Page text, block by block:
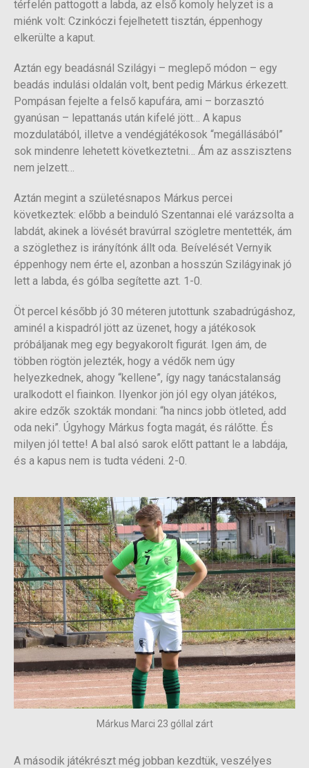
térfelén pattogott a labda, az első komoly helyzet is a
miénk volt: Czinkóczi fejelhetett tisztán, éppenhogy
elkerülte a kaput.
Aztán egy beadásnál Szilágyi – meglepő módon – egy
beadás indulási oldalán volt, bent pedig Márkus érkezett.
Pompásan fejelte a felső kapufára, ami – borzasztó
gyanúsan – lepattanás után kifelé jött… A kapus
mozdulatából, illetve a vendégjátékosok “megállásából”
sok mindenre lehetett következtetni… Ám az asszisztens
nem jelzett…
Aztán megint a születésnapos Márkus percei
következtek: előbb a beinduló Szentannai elé varázsolta a
labdát, akinek a lövését bravúrral szögletre mentették, ám
a szöglethez is irányítónk állt oda. Beívelését Vernyik
éppenhogy nem érte el, azonban a hosszún Szilágyinak jó
lett a labda, és gólba segítette azt. 1-0.
Öt percel később jó 30 méteren jutottunk szabadrúgáshoz,
aminél a kispadról jött az üzenet, hogy a játékosok
próbáljanak meg egy begyakorolt figurát. Igen ám, de
többen rögtön jelezték, hogy a védők nem úgy
helyezkednek, ahogy “kellene”, így nagy tanácstalanság
uralkodott el fiainkon. Ilyenkor jön jól egy olyan játékos,
akire edzők szokták mondani: “ha nincs jobb ötleted, add
oda neki”. Úgyhogy Márkus fogta magát, és rálőtte. És
milyen jól tette! A bal alsó sarok előtt pattant le a labdája,
és a kapus nem is tudta védeni. 2-0.
Márkus Marci 23 góllal zárt
A második játékrészt még jobban kezdtük, veszélyes